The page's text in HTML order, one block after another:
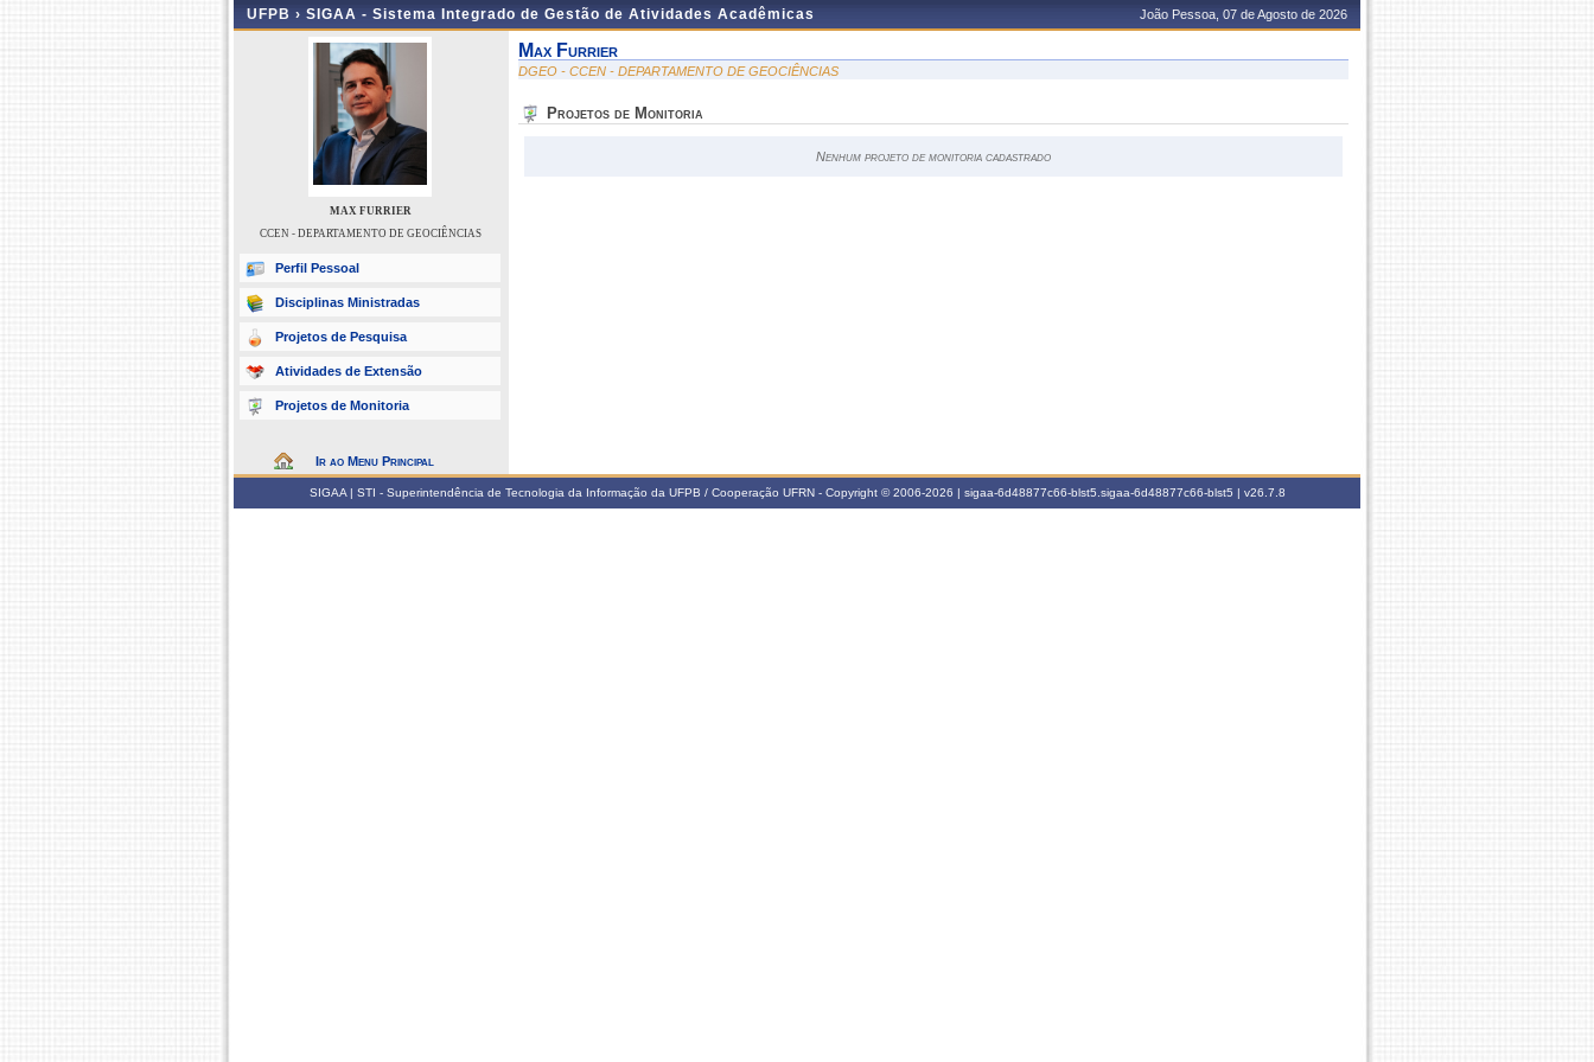
UFPB › SIGAA - Sistema Integrado de Gestão de Atividades Acadêmicas João Pessoa, 07 de Agosto de 2026
MAX FURRIER
CCEN - DEPARTAMENTO DE GEOCIÊNCIAS
Perfil Pessoal
Disciplinas Ministradas
Projetos de Pesquisa
Atividades de Extensão
Projetos de Monitoria
Ir ao Menu Principal
Max Furrier
DGEO - CCEN - DEPARTAMENTO DE GEOCIÊNCIAS
Projetos de Monitoria
Nenhum projeto de monitoria cadastrado
SIGAA | STI - Superintendência de Tecnologia da Informação da UFPB / Cooperação UFRN - Copyright © 2006-2026 | sigaa-6d48877c66-blst5.sigaa-6d48877c66-blst5 | v26.7.8